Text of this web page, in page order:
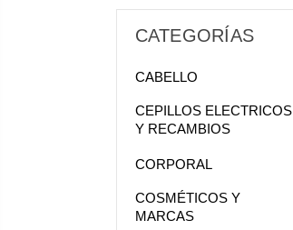
CATEGORÍAS
CABELLO
CEPILLOS ELECTRICOS
Y RECAMBIOS
CORPORAL
COSMÉTICOS Y
MARCAS